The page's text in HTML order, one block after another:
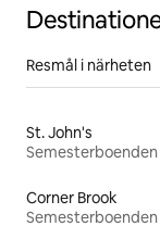
Resmål i närheten
St. John's
Semesterboenden
Corner Brook
Semesterboenden